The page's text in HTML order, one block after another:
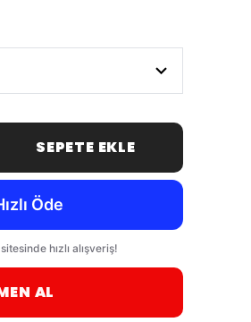
SEPETE EKLE
AL